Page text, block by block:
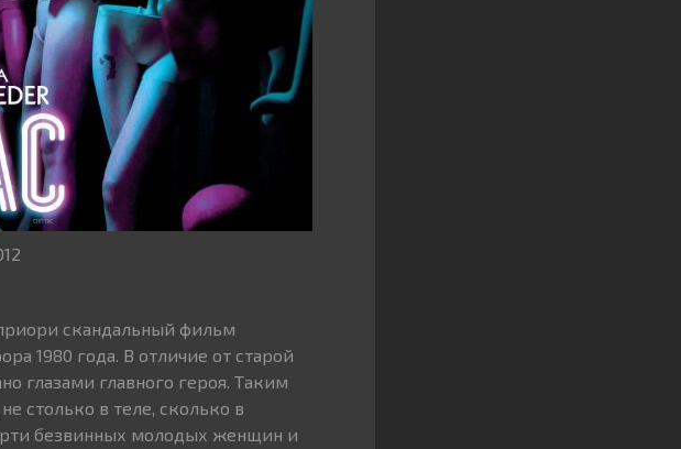
скандальный фильм
1980 года. В отличие от старой
глазами главного героя. Таким
столько в теле, сколько в
безвинных молодых женщин и